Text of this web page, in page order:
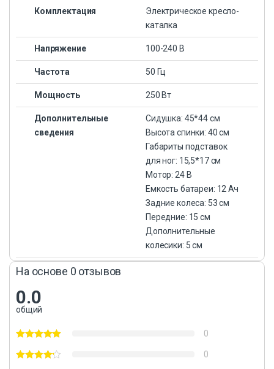
Комплектация
Электрическое кресло-
каталка
Напряжение 100-240 В
Частота 50 Гц
Мощность 250 Вт
Дополнительные
сведения
Сидушка: 45*44 см
Высота спинки: 40 см
Габариты подставок
для ног: 15,5*17 см
Мотор: 24 В
Емкость батареи: 12 Ач
Задние колеса: 53 см
Передние: 15 см
Дополнительные
колесики: 5 см
На основе 0 отзывов
0.0
общий
0
0